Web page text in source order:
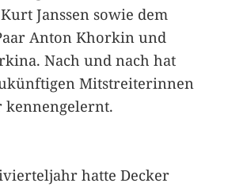
Janssen sowie dem
Anton Khorkin und
Nach und nach hat
Mitstreiterinnen
hatte Decker